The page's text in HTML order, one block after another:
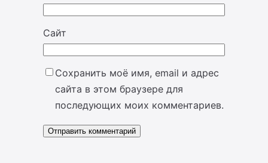
Сайт
Сохранить моё имя, email и адрес
сайта в этом браузере для
последующих моих комментариев.